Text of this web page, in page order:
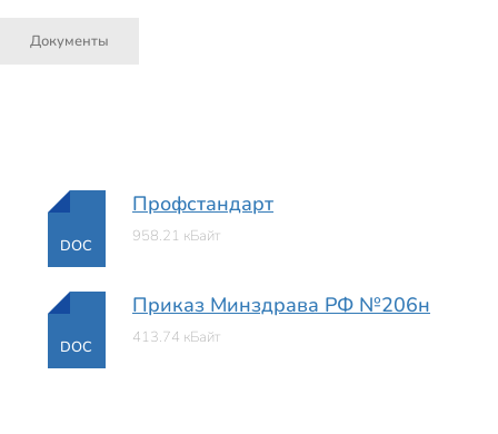
Документы
DOC
Профстандарт
958.21 кБайт
DOC
Приказ Минздрава РФ №206н
413.74 кБайт